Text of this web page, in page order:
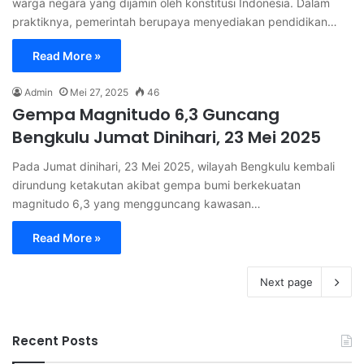
praktiknya, pemerintah berupaya menyediakan pendidikan…
Read More »
Admin Mei 27, 2025 46
Gempa Magnitudo 6,3 Guncang
Bengkulu Jumat Dinihari, 23 Mei 2025
Pada Jumat dinihari, 23 Mei 2025, wilayah Bengkulu kembali
dirundung ketakutan akibat gempa bumi berkekuatan
magnitudo 6,3 yang mengguncang kawasan…
Read More »
Next page
Recent Posts